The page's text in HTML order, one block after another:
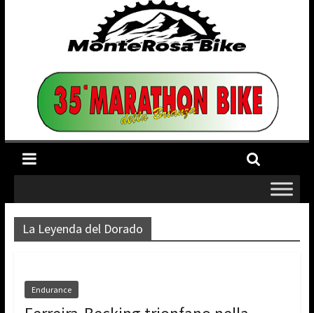
La Leyenda del Dorado
Endurance